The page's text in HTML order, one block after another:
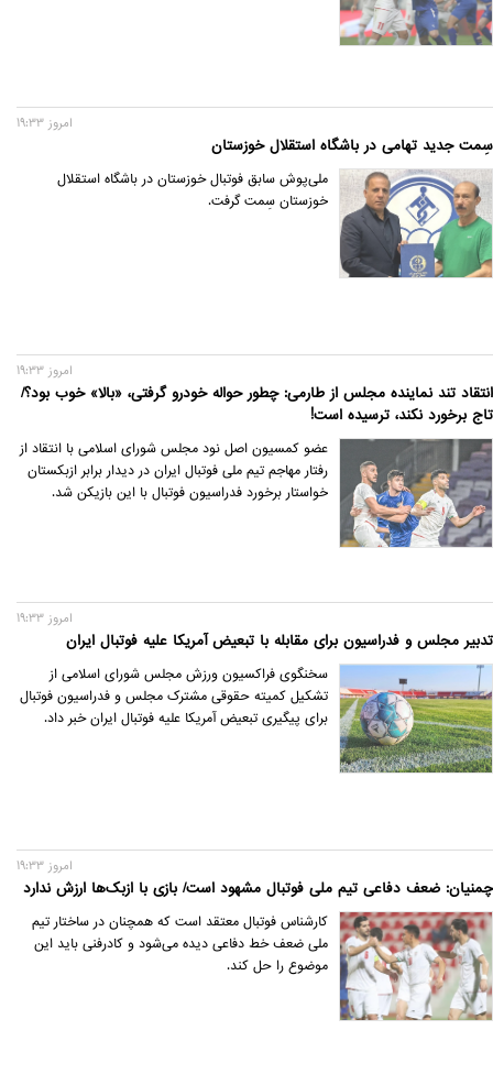
سِمت جدید تهامی در باشگاه استقلال خوزستان
امروز 19:33
ملی‌پوش سابق فوتبال خوزستان در باشگاه استقلال
خوزستان سِمت گرفت.
انتقاد تند نماینده مجلس از طارمی: چطور حواله خودرو گرفتی، «بالا» خوب بود؟/
تاج برخورد نکند، ترسیده است!
امروز 19:33
عضو کمسیون اصل نود مجلس شورای اسلامی با انتقاد از
رفتار مهاجم تیم ملی فوتبال ایران در دیدار برابر ازبکستان
خواستار برخورد فدراسیون فوتبال با این بازیکن شد.
تدبیر مجلس و فدراسیون برای مقابله با تبعیض آمریکا علیه فوتبال ایران
امروز 19:33
سخنگوی فراکسیون ورزش مجلس شورای اسلامی از
تشکیل کمیته حقوقی مشترک مجلس و فدراسیون فوتبال
برای پیگیری تبعیض آمریکا علیه فوتبال ایران خبر داد.
چمنیان: ضعف دفاعی تیم ملی فوتبال مشهود است/ بازی با ازبک‌ها ارزش ندارد
امروز 19:33
کارشناس فوتبال معتقد است که همچنان در ساختار تیم
ملی ضعف خط دفاعی دیده می‌شود و کادرفنی باید این
موضوع را حل کند.